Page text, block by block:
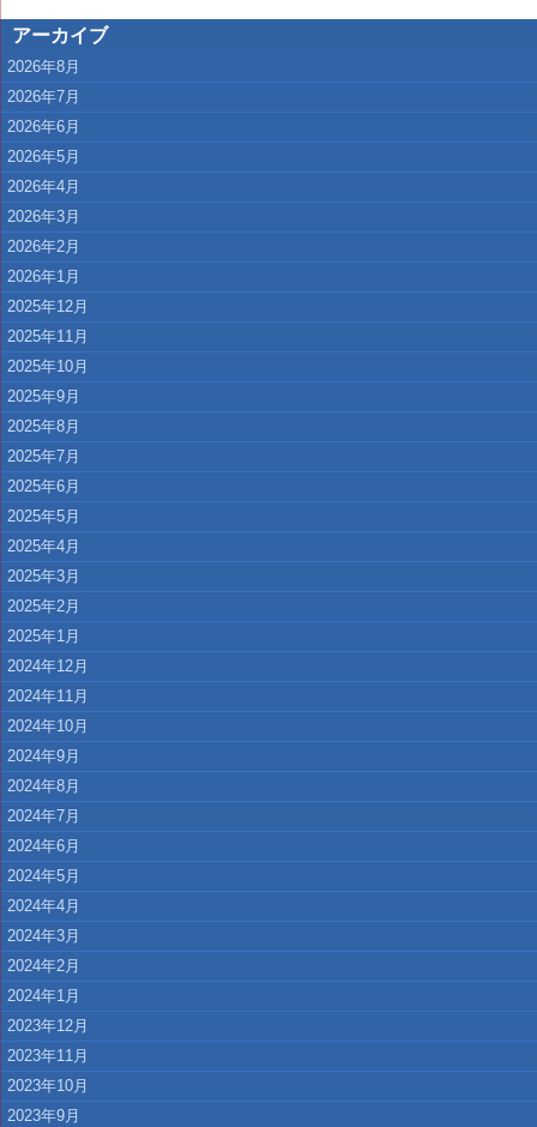
アーカイブ
2026年8月
2026年7月
2026年6月
2026年5月
2026年4月
2026年3月
2026年2月
2026年1月
2025年12月
2025年11月
2025年10月
2025年9月
2025年8月
2025年7月
2025年6月
2025年5月
2025年4月
2025年3月
2025年2月
2025年1月
2024年12月
2024年11月
2024年10月
2024年9月
2024年8月
2024年7月
2024年6月
2024年5月
2024年4月
2024年3月
2024年2月
2024年1月
2023年12月
2023年11月
2023年10月
2023年9月